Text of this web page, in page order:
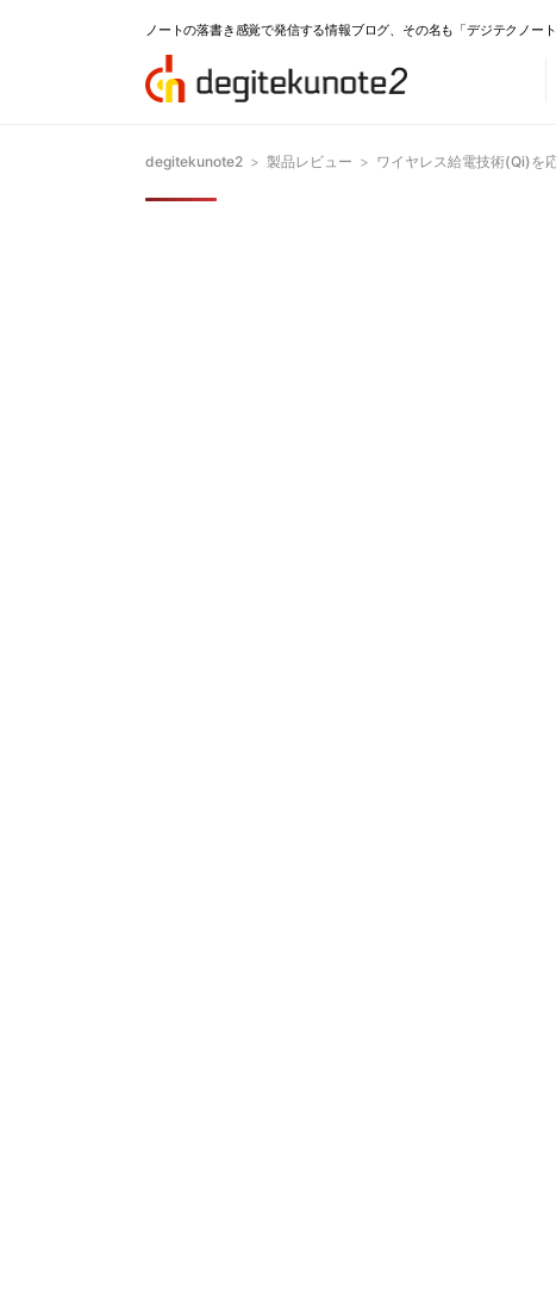
ノートの落書き感覚で発信する情報ブログ、その名も「デジテクノー
degitekunote2 > 製品レビュー > ワイヤレス給電技術(Qi)を